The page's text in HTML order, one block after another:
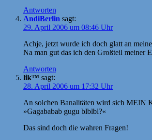
Antworten
AndiBerlin sagt:
29. April 2006 um 08:46 Uhr
Achje, jetzt wurde ich doch glatt an
Na man gut das ich den Großteil meiner
Antworten
lik™ sagt:
28. April 2006 um 17:32 Uhr
An solchen Banalitäten wird sich MEIN
»Gagababab gugu blblbl?«
Das sind doch die wahren Fragen!